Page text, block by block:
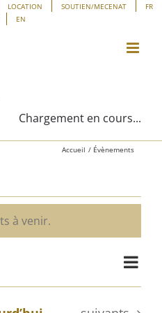
LOCATION SOUTIEN/MECENAT
FR
EN
Chargement en cours...
Accueil Évènements
à venir.
Liste